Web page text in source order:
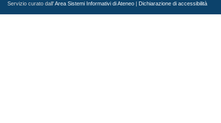
Servizio curato dall'Area Sistemi Informativi di Ateneo Dichiarazione di accessibilità